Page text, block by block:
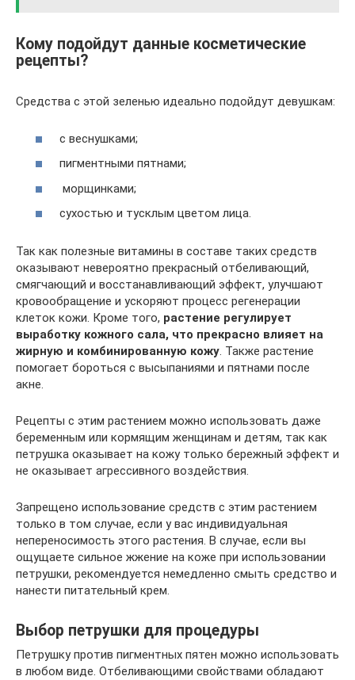
Кому подойдут данные косметические
рецепты?
Средства с этой зеленью идеально подойдут девушкам:
с веснушками;
пигментными пятнами;
морщинками;
сухостью и тусклым цветом лица.
Так как полезные витамины в составе таких средств
оказывают невероятно прекрасный отбеливающий,
смягчающий и восстанавливающий эффект, улучшают
кровообращение и ускоряют процесс регенерации
клеток кожи. Кроме того, растение регулирует
выработку кожного сала, что прекрасно влияет на
жирную и комбинированную кожу. Также растение
помогает бороться с высыпаниями и пятнами после
акне.
Рецепты с этим растением можно использовать даже
беременным или кормящим женщинам и детям, так как
петрушка оказывает на кожу только бережный эффект и
не оказывает агрессивного воздействия.
Запрещено использование средств с этим растением
только в том случае, если у вас индивидуальная
непереносимость этого растения. В случае, если вы
ощущаете сильное жжение на коже при использовании
петрушки, рекомендуется немедленно смыть средство и
нанести питательный крем.
Выбор петрушки для процедуры
Петрушку против пигментных пятен можно использовать
в любом виде. Отбеливающими свойствами обладают